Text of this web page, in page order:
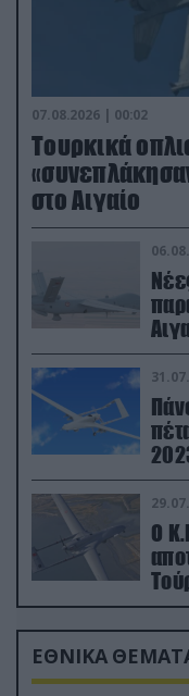
07.08.2026 | 00:02
Τουρκικά
στο Αιγαίο
Ο
ΕΘΝΙΚΑ